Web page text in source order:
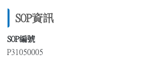
SOP資訊
SOP編號
P31050005